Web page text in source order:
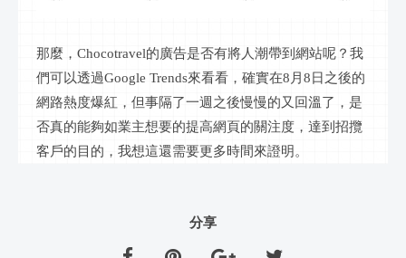
那麼，Chocotravel的廣告是否有將人潮帶到網站呢？我
們可以透過Google Trends來看看，確實在8月8日之後的
網路熱度爆紅，但事隔了一週之後慢慢的又回溫了，是
否真的能夠如業主想要的提高網頁的關注度，達到招攬
客戶的目的，我想這還需要更多時間來證明。
分享